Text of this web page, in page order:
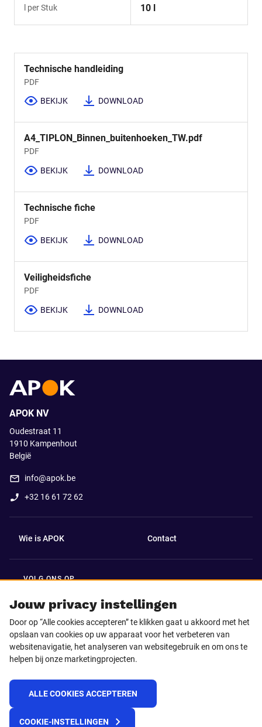
l per Stuk 10 l
Technische handleiding
PDF
BEKIJK DOWNLOAD
A4_TIPLON_Binnen_buitenhoeken_TW.pdf
PDF
BEKIJK DOWNLOAD
Technische fiche
PDF
BEKIJK DOWNLOAD
Veiligheidsfiche
PDF
BEKIJK DOWNLOAD
Jouw privacy instellingen
Door op “Alle cookies accepteren” te klikken gaat u akkoord met het
opslaan van cookies op uw apparaat voor het verbeteren van
websitenavigatie, het analyseren van websitegebruik en om ons te
helpen bij onze marketingprojecten.
ALLE COOKIES ACCEPTEREN
COOKIE-INSTELLINGEN
APOK NV
Oudestraat 11
1910 Kampenhout
België
info@apok.be
+32 16 61 72 62
Wie is APOK Contact
VOLG ONS OP
Facebook LinkedIn
Instagram TikTok